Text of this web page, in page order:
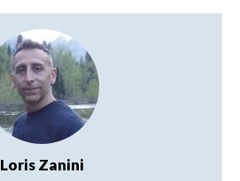
Loris Zanini